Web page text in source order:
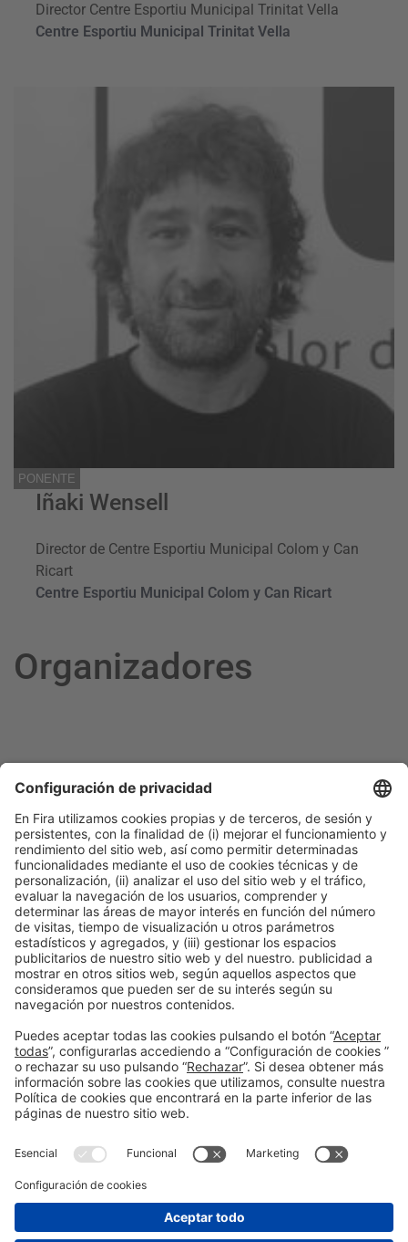
Director Centre Esportiu Municipal Trinitat Vella
Centre Esportiu Municipal Trinitat Vella
PONENTE
Iñaki Wensell
Director de Centre Esportiu Municipal Colom y Can
Ricart
Centre Esportiu Municipal Colom y Can Ricart
Organizadores
Información generalAviso legalPolítica de privacidad
Política de cookies
#PISCINABARCELONA
© 2024 Fira de Barcelona
Instagram?